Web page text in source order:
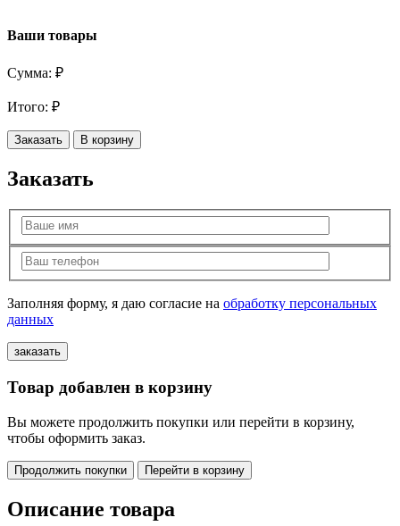
Ваши товары
Сумма: ₽
Итого: ₽
Заказать В корзину
Заказать
Заполняя форму, я даю согласие на обработку персональных
данных
Товар добавлен в корзину
Вы можете продолжить покупки или перейти в корзину,
чтобы оформить заказ.
Продолжить покупки Перейти в корзину
Описание товара